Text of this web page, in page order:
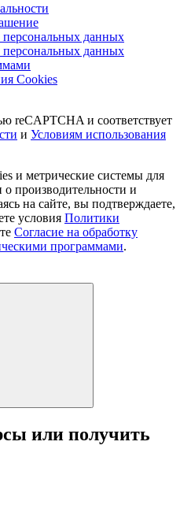
персональных данных
персональных данных
Cookies
reCAPTCHA и соответствует
и Условиям использования
и метрические системы для
производительности и
на сайте, вы подтверждаете,
условия Политики
Согласие на обработку
программами.
или получить